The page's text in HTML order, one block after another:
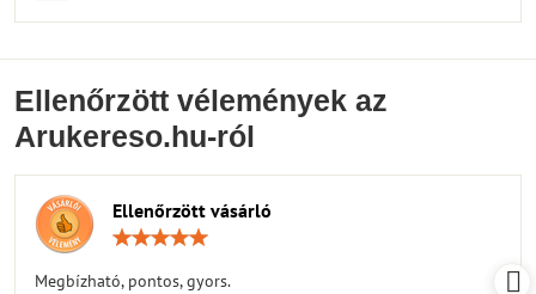
Ellenőrzött vélemények az
Arukereso.hu-ról
Ellenőrzött vásárló
Megbízható, pontos, gyors.